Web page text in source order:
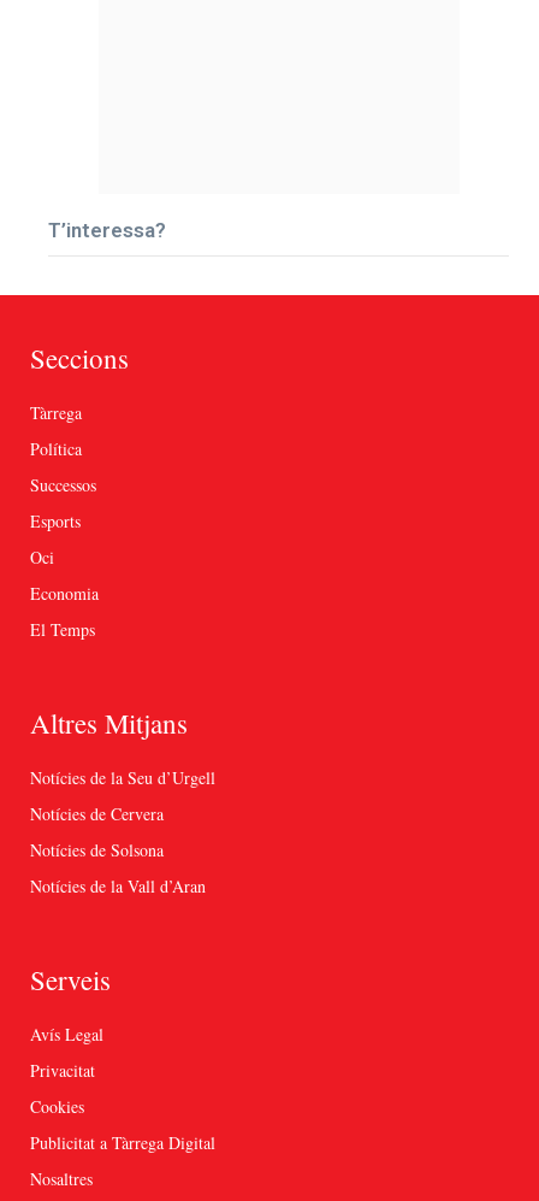
T’interessa?
Seccions
Tàrrega
Política
Successos
Esports
Oci
Economia
El Temps
Altres Mitjans
Notícies de la Seu d’Urgell
Notícies de Cervera
Notícies de Solsona
Notícies de la Vall d’Aran
Serveis
Avís Legal
Privacitat
Cookies
Publicitat a Tàrrega Digital
Nosaltres